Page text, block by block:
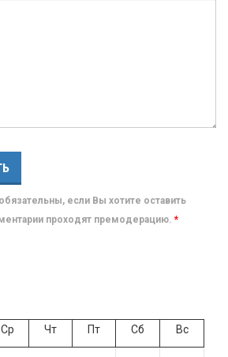
если Вы хотите оставить
проходят премодерацию. *
Ср Чт Пт Сб Вс